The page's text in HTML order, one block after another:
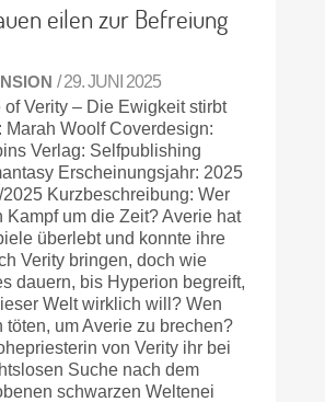
eilen zur Befreiung
/ 29. JUNI 2025
of Verity – Die Ewigkeit stirbt
Marah Woolf Coverdesign:
Verlag: Selfpublishing
Erscheinungsjahr: 2025
Kurzbeschreibung: Wer
Kampf um die Zeit? Averie hat
überlebt und konnte ihre
Verity bringen, doch wie
dauern, bis Hyperion begreift,
Welt wirklich will? Wen
töten, um Averie zu brechen?
von Verity ihr bei
Suche nach dem
schwarzen Weltenei